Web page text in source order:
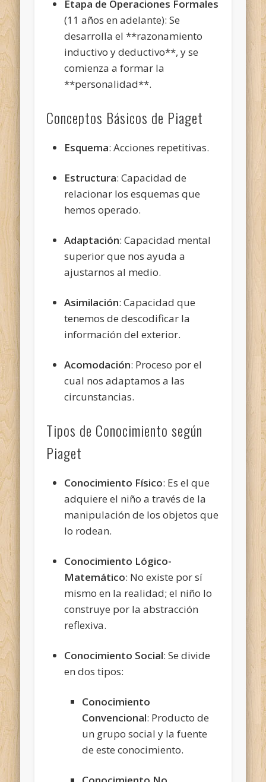
Etapa de Operaciones Formales
(11 años en adelante): Se
desarrolla el **razonamiento
inductivo y deductivo**, y se
comienza a formar la
**personalidad**.
Conceptos Básicos de Piaget
Esquema: Acciones repetitivas.
Estructura: Capacidad de
relacionar los esquemas que
hemos operado.
Adaptación: Capacidad mental
superior que nos ayuda a
ajustarnos al medio.
Asimilación: Capacidad que
tenemos de descodificar la
información del exterior.
Acomodación: Proceso por el
cual nos adaptamos a las
circunstancias.
Tipos de Conocimiento según
Piaget
Conocimiento Físico: Es el que
adquiere el niño a través de la
manipulación de los objetos que
lo rodean.
Conocimiento Lógico-
Matemático: No existe por sí
mismo en la realidad; el niño lo
construye por la abstracción
reflexiva.
Conocimiento Social: Se divide
en dos tipos:
Conocimiento
Convencional: Producto de
un grupo social y la fuente
de este conocimiento.